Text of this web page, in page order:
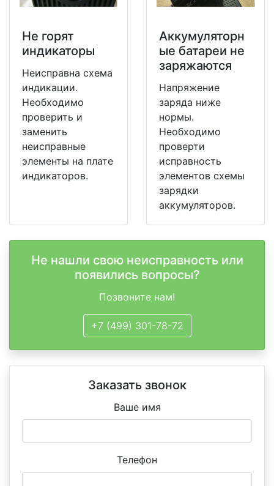
Не горят
индикаторы
Неисправна схема
индикации.
Необходимо
проверить и
заменить
неисправные
элементы на плате
индикаторов.
Аккумуляторн
ые батареи не
заряжаются
Напряжение
заряда ниже
нормы.
Необходимо
проверти
исправность
элементов схемы
зарядки
аккумуляторов.
Не нашли свою неисправность или
появились вопросы?
Позвоните нам!
+7 (499) 301-78-72
Заказать звонок
Ваше имя
Телефон